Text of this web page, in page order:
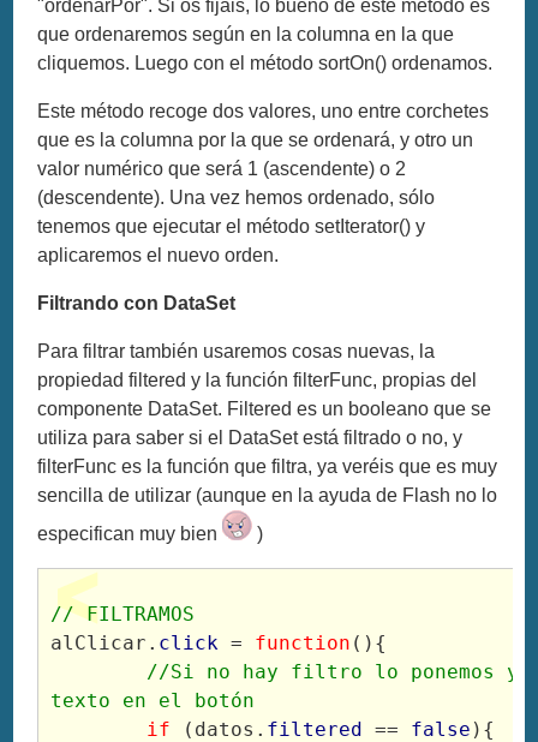
"ordenarPor". Si os fijáis, lo bueno de este método es
que ordenaremos según en la columna en la que
cliquemos. Luego con el método sortOn() ordenamos.
Este método recoge dos valores, uno entre corchetes
que es la columna por la que se ordenará, y otro un
valor numérico que será 1 (ascendente) o 2
(descendente). Una vez hemos ordenado, sólo
tenemos que ejecutar el método setIterator() y
aplicaremos el nuevo orden.
Filtrando con DataSet
Para filtrar también usaremos cosas nuevas, la
propiedad filtered y la función filterFunc, propias del
componente DataSet. Filtered es un booleano que se
utiliza para saber si el DataSet está filtrado o no, y
filterFunc es la función que filtra, ya veréis que es muy
sencilla de utilizar (aunque en la ayuda de Flash no lo
especifican muy bien
)
// FILTRAMOS
alClicar. click = function (){
//Si no hay filtro lo ponemos y
texto en el botón
if (datos. filtered == false ){